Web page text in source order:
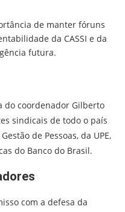
de manter fóruns
da CASSI e da
futura.
do coordenador Gilberto
sindicais de todo o país
de Pessoas, da UPE,
do Banco do Brasil.
com a defesa da